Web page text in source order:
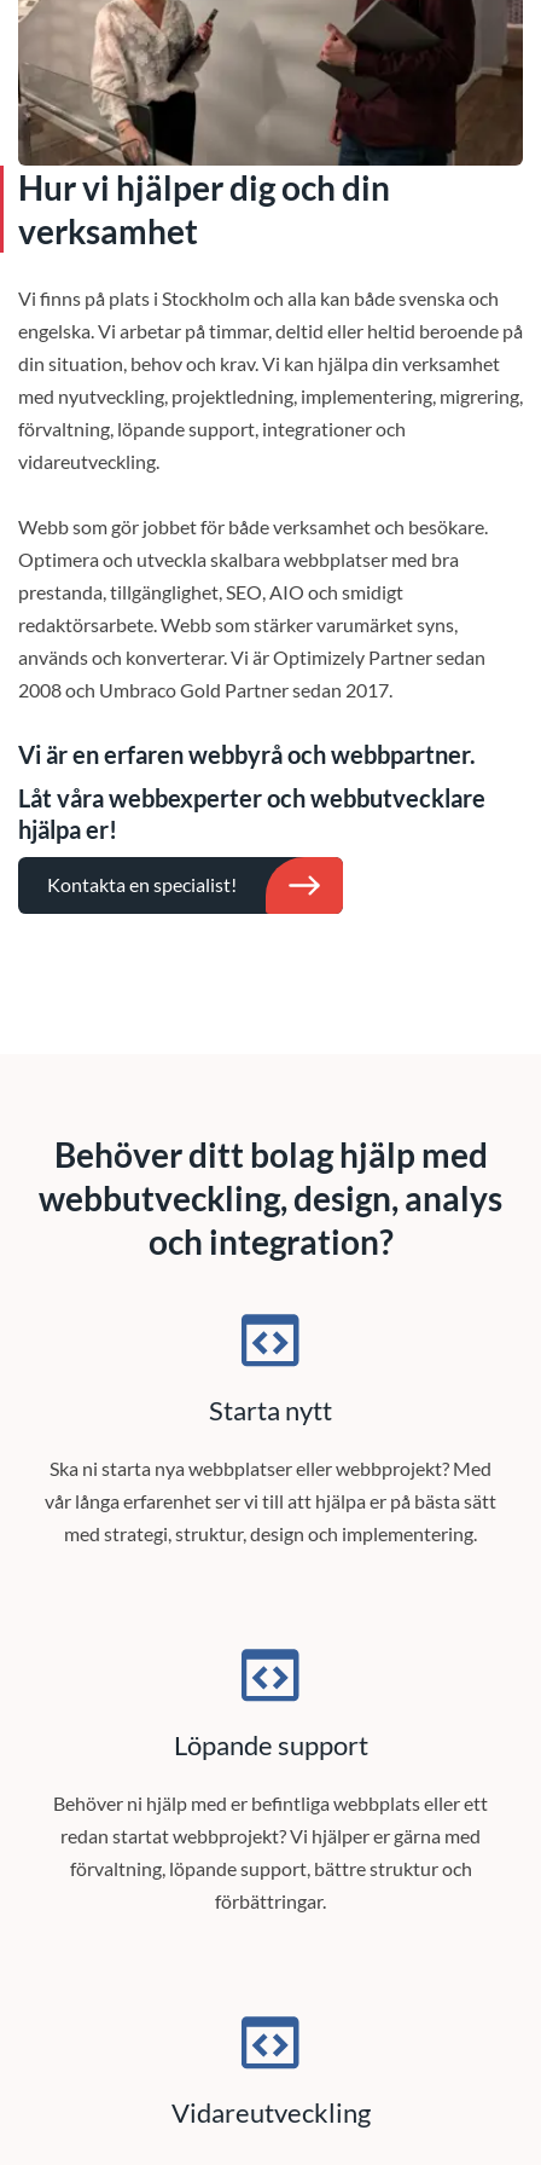
Hur vi hjälper dig och din
verksamhet
Vi finns på plats i Stockholm och alla kan både svenska och
engelska. Vi arbetar på timmar, deltid eller heltid beroende på
din situation, behov och krav. Vi kan hjälpa din verksamhet
med nyutveckling, projektledning, implementering, migrering,
förvaltning, löpande support, integrationer och
vidareutveckling.
Webb som gör jobbet för både verksamhet och besökare.
Optimera och utveckla skalbara webbplatser med bra
prestanda, tillgänglighet, SEO, AIO och smidigt
redaktörsarbete. Webb som stärker varumärket syns,
används och konverterar. Vi är Optimizely Partner sedan
2008 och Umbraco Gold Partner sedan 2017.
Vi är en erfaren webbyrå och webbpartner.
Låt våra webbexperter och webbutvecklare
hjälpa er!
Kontakta en specialist!
Behöver ditt bolag hjälp med
webbutveckling, design, analys
och integration?
Starta nytt
Ska ni starta nya webbplatser eller webbprojekt? Med
vår långa erfarenhet ser vi till att hjälpa er på bästa sätt
med strategi, struktur, design och implementering.
Löpande support
Behöver ni hjälp med er befintliga webbplats eller ett
redan startat webbprojekt? Vi hjälper er gärna med
förvaltning, löpande support, bättre struktur och
förbättringar.
Vidareutveckling